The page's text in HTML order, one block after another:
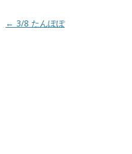
投稿ナビゲーション
← 3/8 たんぽぽ